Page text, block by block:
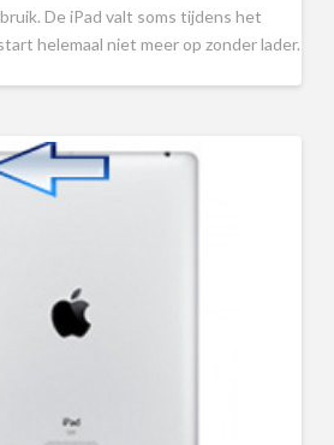
De iPad valt soms tijdens het
helemaal niet meer op zonder lader.